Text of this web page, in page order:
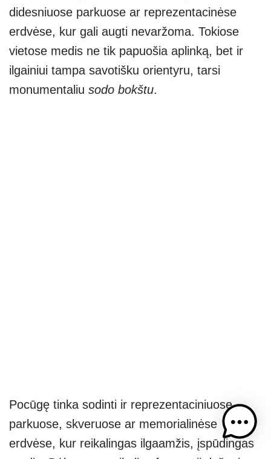
didesniuose parkuose ar reprezentacinėse
erdvėse, kur gali augti nevaržoma. Tokiose
vietose medis ne tik papuošia aplinką, bet ir
ilgainiui tampa savotišku orientyru, tarsi
monumentaliu sodo bokštu.
Pocūgę tinka sodinti ir reprezentaciniuose
parkuose, skveruose ar memorialinėse
erdvėse, kur reikalingas ilgaamžis, įspūdingas